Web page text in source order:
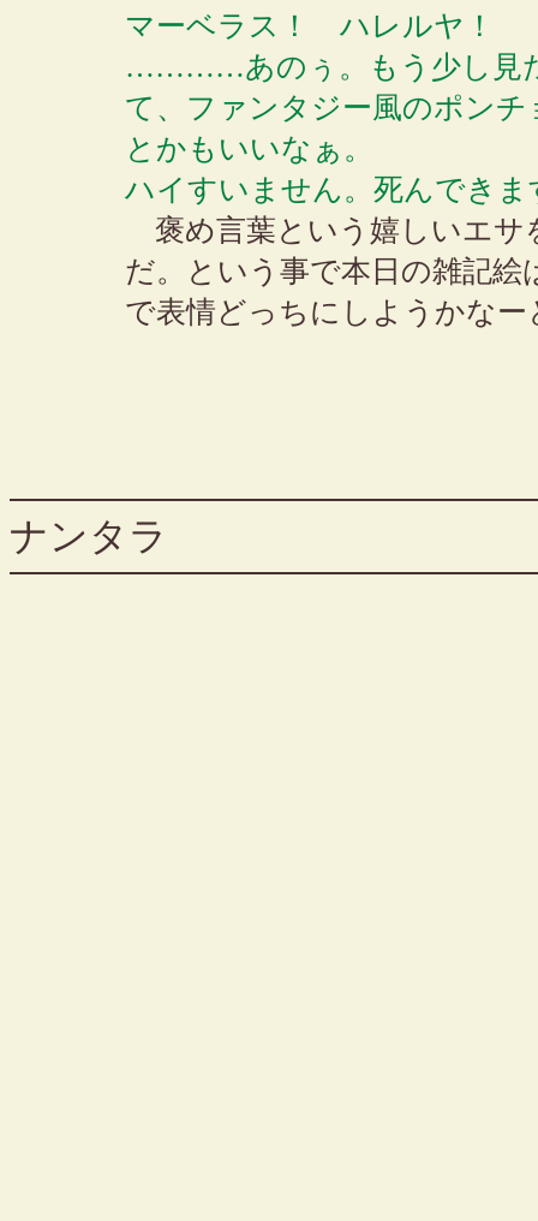
マーベラス！ ハレルヤ！
…………あのぅ。もう少し見
て、ファンタジー風のポン
とかもいいなぁ。
ハイすいません。死んできま
褒め言葉という嬉しいエサ
だ。という事で本日の雑記
で表情どっちにしようかな
ナンタラ